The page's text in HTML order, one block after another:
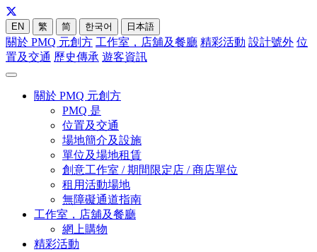
EN 繁 简 한국어 日本語
關於 PMQ 元創方 工作室，店舖及餐廳 精彩活動 設計號外 位
置及交通 歷史傳承 遊客資訊
關於 PMQ 元創方
PMQ 是
位置及交通
場地簡介及設施
單位及場地租賃
創意工作室 / 期間限定店 / 商店單位
租用活動場地
無障礙通道指南
工作室，店舖及餐廳
網上購物
精彩活動